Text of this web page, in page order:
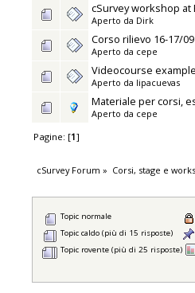
cSurvey workshop at
Aperto da Dirk
Corso rilievo 16-17/
Aperto da cepe
Videocourse
Aperto da lipacuevas
Materiale per corsi,
Aperto da cepe
Pagine: [1]
cSurvey Forum » Corsi, stage e
Topic normale
Topic caldo (più di 15 risposte)
Topic rovente (più di 25 risposte)